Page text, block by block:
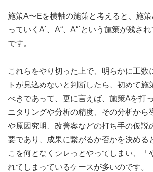
施策A〜Eを横軸の施策と考えると、施
っていくA`、A“、A“`という施策が残さ
です。
これらをやり切った上で、明らかに工数
トが見込めないと判断したら、初めて施
べきであって、更に言えば、施策Aを打
ニタリングや分析の精度、その分析から
や原因究明、改善案などの打ち手の仮説
要であり、成果に繋がるか否かを決める
こを何となくシレっとやってしまい、「
れてしまっているケースが多いのです。